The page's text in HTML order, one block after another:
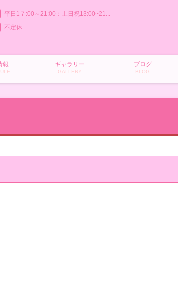
平日1７:00～21:00：土日祝13:00~21...
不定休
報 ギャラリー
GALLERY
ブログ
BLOG